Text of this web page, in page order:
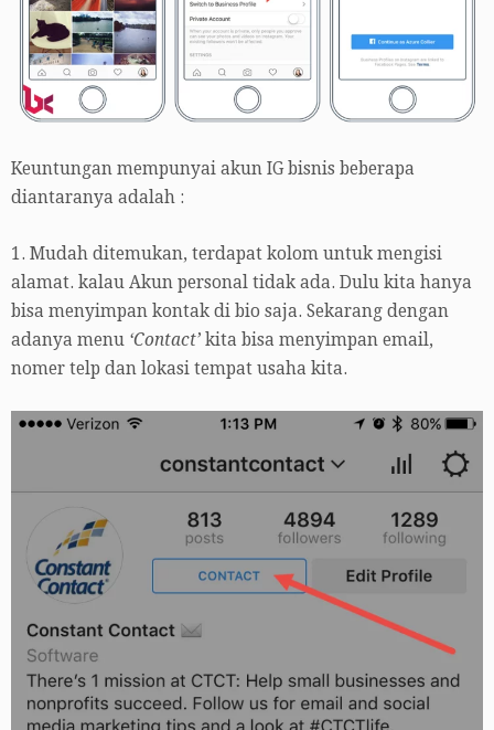
Keuntungan mempunyai akun IG bisnis beberapa
diantaranya adalah :
1. Mudah ditemukan, terdapat kolom untuk mengisi
alamat. kalau Akun personal tidak ada. Dulu kita hanya
bisa menyimpan kontak di bio saja. Sekarang dengan
adanya menu ‘Contact’ kita bisa menyimpan email,
nomer telp dan lokasi tempat usaha kita.